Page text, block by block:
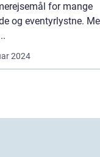
for mange
og eventyrlystne.
2024